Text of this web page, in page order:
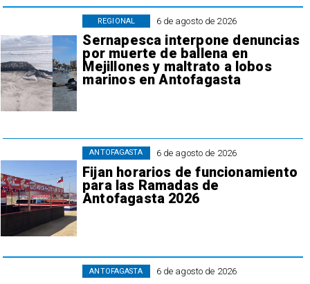
6 de agosto de 2026
Sernapesca interpone denuncias
por muerte de ballena en
Mejillones y maltrato a lobos
marinos en Antofagasta
REGIONAL
6 de agosto de 2026
Fijan horarios de funcionamiento
para las Ramadas de
Antofagasta 2026
ANTOFAGASTA
6 de agosto de 2026
ANTOFAGASTA